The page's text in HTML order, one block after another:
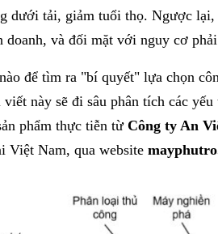
dưới tải, giảm tuổi thọ. Ngược
và đối mặt với nguy cơ
để tìm ra "bí quyết" lựa chọn
viết này sẽ đi sâu phân tích các
phẩm thực tiễn từ Công ty An
Việt Nam, qua website